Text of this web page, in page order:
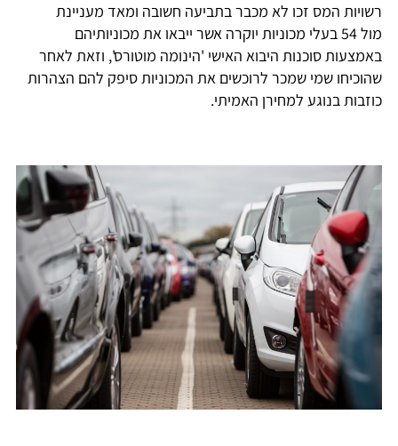
רשויות המס זכו לא מכבר בתביעה חשובה ומאד מעניינת
מול 54 בעלי מכוניות יוקרה אשר ייבאו את מכוניותיהם
באמצעות סוכנות היבוא האישי 'הינומה מוטורס', וזאת לאחר
שהוכיחו שמי שמכר לרוכשים את המכוניות סיפק להם הצהרות
כוזבות בנוגע למחירן האמיתי.